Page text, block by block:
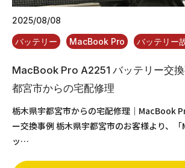
2025/08/08
バッテリー MacBook Pro バッテリー
MacBook Pro A2251 バッテリー交
都宮市からの宅配修理
栃木県宇都宮市からの宅配修理｜MacBook
ー交換事例 栃木県宇都宮市のお客様より、
ッ…